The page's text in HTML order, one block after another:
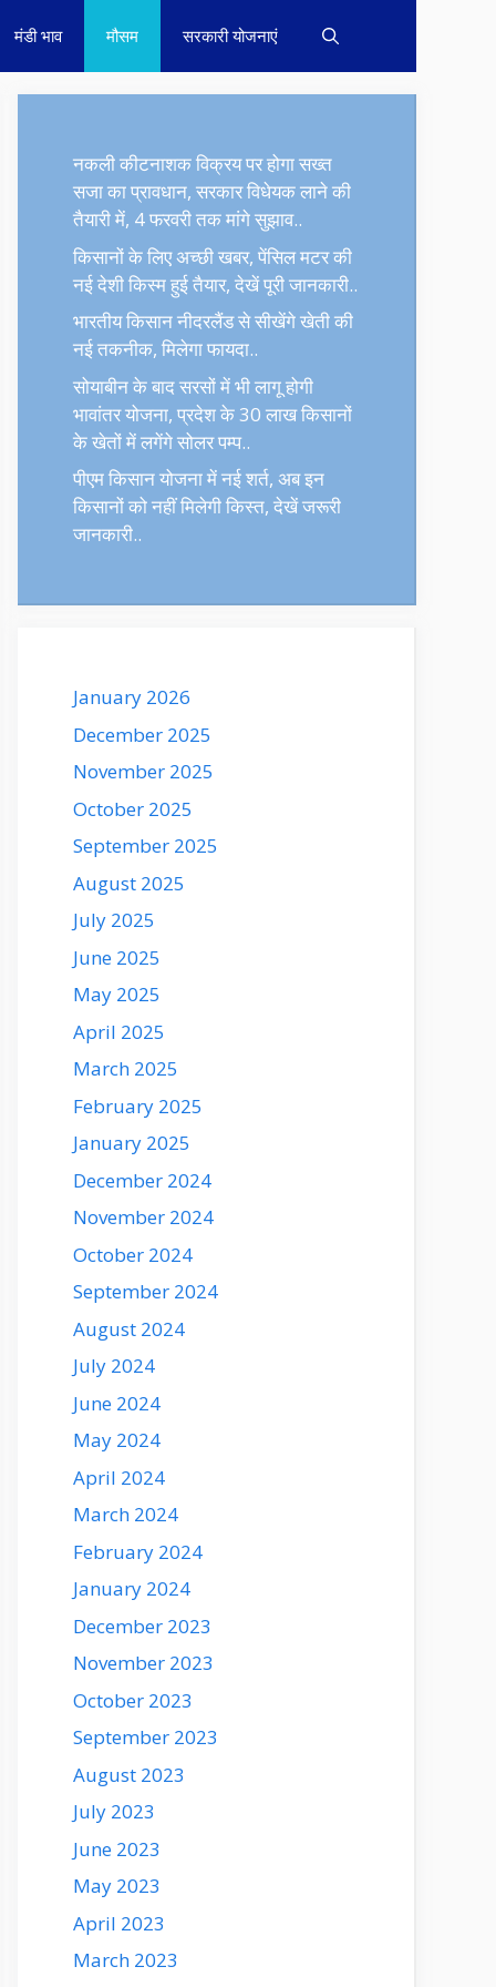
मंडी भाव मौसम सरकारी योजनाएं
नकली कीटनाशक विक्रय पर होगा सख्त
सजा का प्रावधान, सरकार विधेयक लाने की
तैयारी में, 4 फरवरी तक मांगे सुझाव..
किसानों के लिए अच्छी खबर, पेंसिल मटर की
नई देशी किस्म हुई तैयार, देखें पूरी जानकारी..
भारतीय किसान नीदरलैंड से सीखेंगे खेती की
नई तकनीक, मिलेगा फायदा..
सोयाबीन के बाद सरसों में भी लागू होगी
भावांतर योजना, प्रदेश के 30 लाख किसानों
के खेतों में लगेंगे सोलर पम्प..
पीएम किसान योजना में नई शर्त, अब इन
किसानों को नहीं मिलेगी किस्त, देखें जरूरी
जानकारी..
January 2026
December 2025
November 2025
October 2025
September 2025
August 2025
July 2025
June 2025
May 2025
April 2025
March 2025
February 2025
January 2025
December 2024
November 2024
October 2024
September 2024
August 2024
July 2024
June 2024
May 2024
April 2024
March 2024
February 2024
January 2024
December 2023
November 2023
October 2023
September 2023
August 2023
July 2023
June 2023
May 2023
April 2023
March 2023